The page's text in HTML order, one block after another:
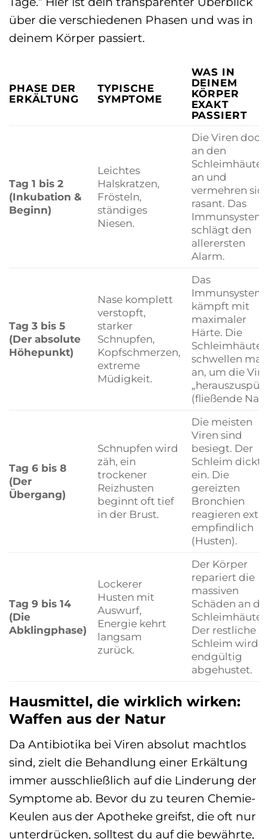
über die verschiedenen Phasen und was in
deinem Körper passiert.
PHASE DER
ERKÄLTUNG
TYPISCHE
SYMPTOME
WAS IN
DEINEM
KÖRPER
EXAKT
PASSIERT
Tag 1 bis 2
(Inkubation &
Beginn)
Leichtes
Halskratzen,
Frösteln,
ständiges
Niesen.
Die Viren
an den
Schleimhäuten
an und
vermehren
rasant. Das
Immunsystem
schlägt den
allerersten
Alarm.
Tag 3 bis 5
(Der absolute
Höhepunkt)
Nase komplett
verstopft,
starker
Schnupfen,
Kopfschmerzen,
extreme
Müdigkeit.
Das
Immunsystem
kämpft mit
maximaler
Härte. Die
Schleimhäute
schwellen
an, um die
(fließende
Tag 6 bis 8
(Der
Übergang)
Schnupfen wird
zäh, ein
trockener
Reizhusten
beginnt oft tief
in der Brust.
Die meisten
Viren sind
besiegt. Der
Schleim dickt
ein. Die
gereizten
Bronchien
reagieren
empfindlich
(Husten).
Tag 9 bis 14
(Die
Abklingphase)
Lockerer
Husten mit
Auswurf,
Energie kehrt
langsam
zurück.
Der Körper
repariert die
massiven
Schäden an
Der restliche
Schleim wird
endgültig
abgehustet.
Hausmittel, die wirklich wirken:
Waffen aus der Natur
Da Antibiotika bei Viren absolut machtlos
sind, zielt die Behandlung einer Erkältung
immer ausschließlich auf die Linderung der
Symptome ab. Bevor du zu teuren Chemie-
Keulen aus der Apotheke greifst, die oft nur
unterdrücken, solltest du auf die bewährte,